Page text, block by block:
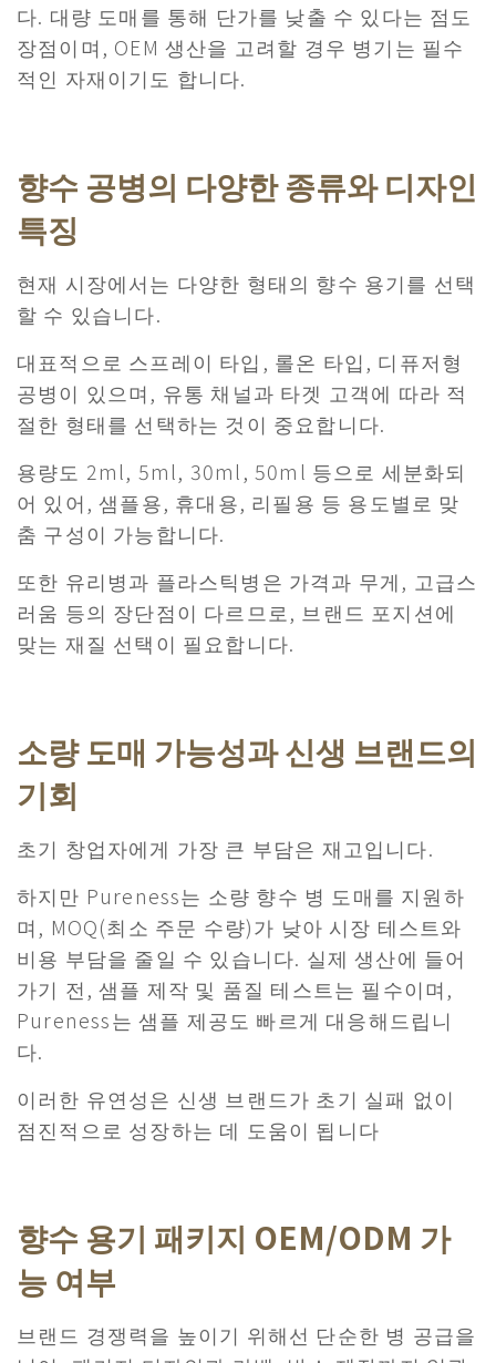
다. 대량 도매를 통해 단가를 낮출 수 있다는 점도
장점이며, OEM 생산을 고려할 경우 병기는 필수
적인 자재이기도 합니다.
향수 공병의 다양한 종류와 디자인
특징
현재 시장에서는 다양한 형태의 향수 용기를 선택
할 수 있습니다.
대표적으로 스프레이 타입, 롤온 타입, 디퓨저형
공병이 있으며, 유통 채널과 타겟 고객에 따라 적
절한 형태를 선택하는 것이 중요합니다.
용량도 2ml, 5ml, 30ml, 50ml 등으로 세분화되
어 있어, 샘플용, 휴대용, 리필용 등 용도별로 맞
춤 구성이 가능합니다.
​또한 유리병과 플라스틱병은 가격과 무게, 고급스
러움 등의 장단점이 다르므로, 브랜드 포지션에
맞는 재질 선택이 필요합니다.
소량 도매 가능성과 신생 브랜드의
기회
초기 창업자에게 가장 큰 부담은 재고입니다.
​하지만 Pureness는 소량 향수 병 도매를 지원하
며, MOQ(최소 주문 수량)가 낮아 시장 테스트와
비용 부담을 줄일 수 있습니다. 실제 생산에 들어
가기 전, 샘플 제작 및 품질 테스트는 필수이며,
Pureness는 샘플 제공도 빠르게 대응해드립니
다.
​이러한 유연성은 신생 브랜드가 초기 실패 없이
점진적으로 성장하는 데 도움이 됩니다
향수 용기 패키지 OEM/ODM 가
능 여부
브랜드 경쟁력을 높이기 위해선 단순한 병 공급을